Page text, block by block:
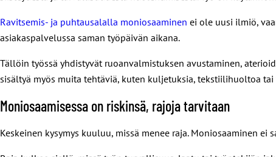
Ravitsemis- ja puhtausalalla moniosaaminen ei ole uusi ilmiö,
asiakaspalvelussa saman työpäivän aikana.
Tällöin työssä yhdistyvät ruoanvalmistuksen avustaminen,
sisältyä myös muita tehtäviä, kuten kuljetuksia, tekstiilihuoltoa
Moniosaamisessa on riskinsä, rajoja tarvitaan
Keskeinen kysymys kuuluu, missä menee raja. Moniosaaminen